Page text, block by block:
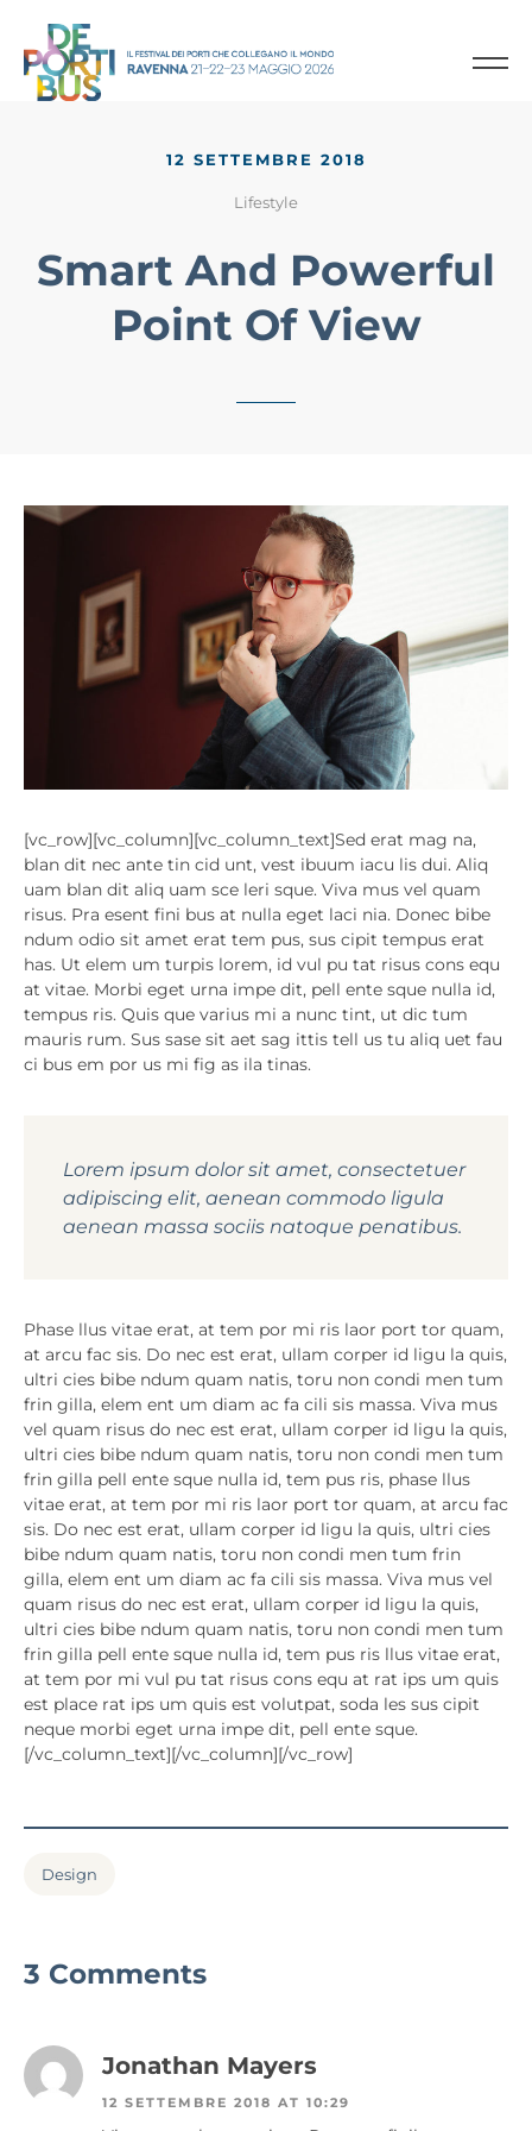
12 SETTEMBRE 2018
Lifestyle
Smart And Powerful
Point Of View
[vc_row][vc_column][vc_column_text]Sed erat mag na,
blan dit nec ante tin cid unt, vest ibuum iacu lis dui. Aliq
uam blan dit aliq uam sce leri sque. Viva mus vel quam
risus. Pra esent fini bus at nulla eget laci nia. Donec bibe
ndum odio sit amet erat tem pus, sus cipit tempus erat
has. Ut elem um turpis lorem, id vul pu tat risus cons equ
at vitae. Morbi eget urna impe dit, pell ente sque nulla id,
tempus ris. Quis que varius mi a nunc tint, ut dic tum
mauris rum. Sus sase sit aet sag ittis tell us tu aliq uet fau
ci bus em por us mi fig as ila tinas.
Lorem ipsum dolor sit amet, consectetuer
adipiscing elit, aenean commodo ligula
aenean massa sociis natoque penatibus.
Phase llus vitae erat, at tem por mi ris laor port tor quam,
at arcu fac sis. Do nec est erat, ullam corper id ligu la quis,
ultri cies bibe ndum quam natis, toru non condi men tum
frin gilla, elem ent um diam ac fa cili sis massa. Viva mus
vel quam risus do nec est erat, ullam corper id ligu la quis,
ultri cies bibe ndum quam natis, toru non condi men tum
frin gilla pell ente sque nulla id, tem pus ris, phase llus
vitae erat, at tem por mi ris laor port tor quam, at arcu fac
sis. Do nec est erat, ullam corper id ligu la quis, ultri cies
bibe ndum quam natis, toru non condi men tum frin
gilla, elem ent um diam ac fa cili sis massa. Viva mus vel
quam risus do nec est erat, ullam corper id ligu la quis,
ultri cies bibe ndum quam natis, toru non condi men tum
frin gilla pell ente sque nulla id, tem pus ris llus vitae erat,
at tem por mi vul pu tat risus cons equ at rat ips um quis
est place rat ips um quis est volutpat, soda les sus cipit
neque morbi eget urna impe dit, pell ente sque.
[/vc_column_text][/vc_column][/vc_row]
Design
3 Comments
Jonathan Mayers
12 SETTEMBRE 2018 AT 10:29